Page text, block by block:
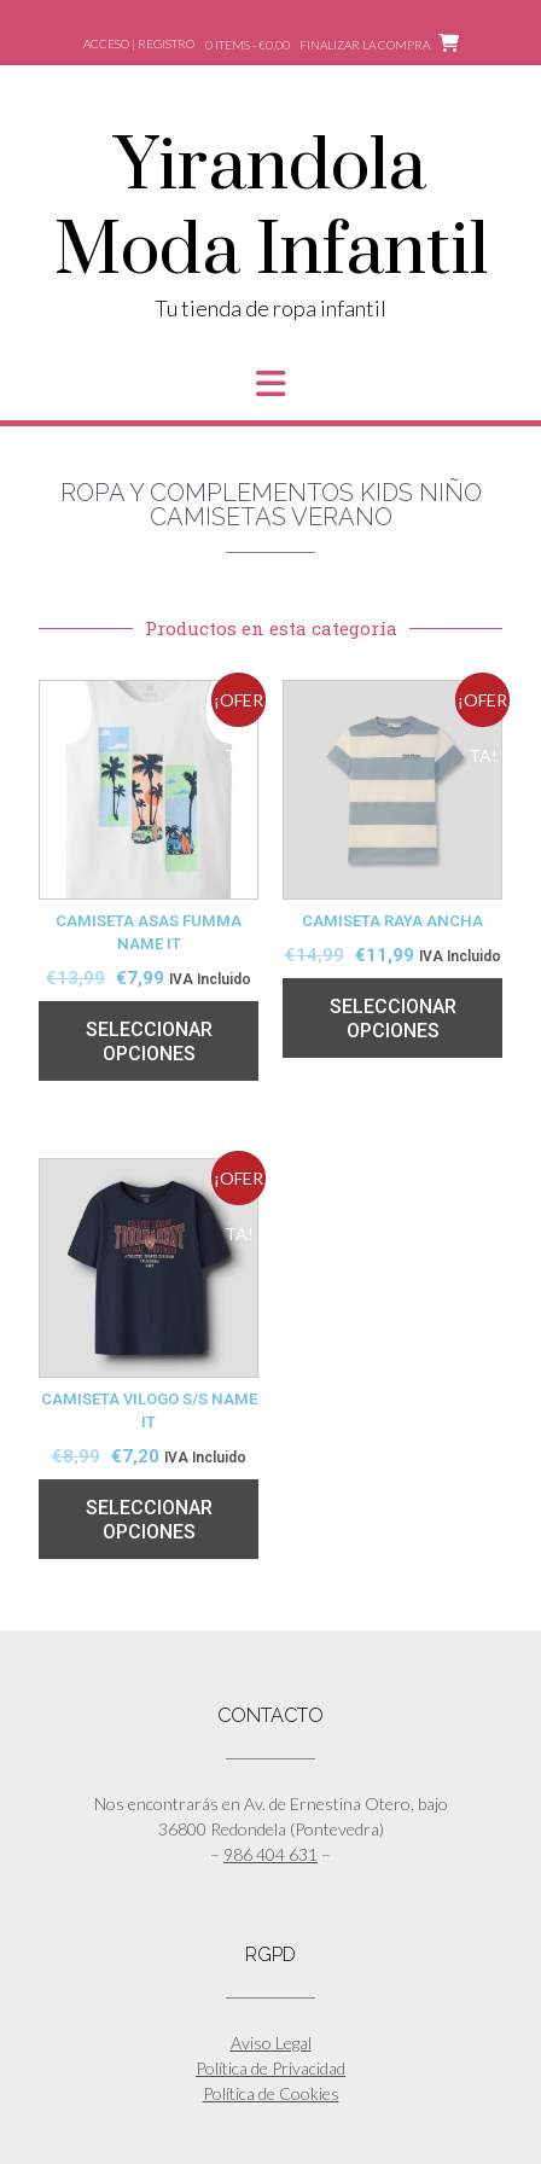
ACCESO | REGISTRO 0 ITEMS - €0,00 FINALIZAR LA COMPRA
Yirandola
Moda Infantil
Tu tienda de ropa infantil
ROPA Y COMPLEMENTOS KIDS NIÑO
CAMISETAS VERANO
Productos en esta categoría
¡OFER
TA!
CAMISETA ASAS FUMMA
NAME IT
€13,99 €7,99 IVA Incluido
SELECCIONAR
OPCIONES
¡OFER
TA!
CAMISETA RAYA ANCHA
€14,99 €11,99 IVA Incluido
SELECCIONAR
OPCIONES
¡OFER
TA!
CAMISETA VILOGO S/S NAME
IT
€8,99 €7,20 IVA Incluido
SELECCIONAR
OPCIONES
CONTACTO
Nos encontrarás en Av. de Ernestina Otero, bajo
36800 Redondela (Pontevedra)
– 986 404 631 –
RGPD
Aviso Legal
Política de Privacidad
Política de Cookies